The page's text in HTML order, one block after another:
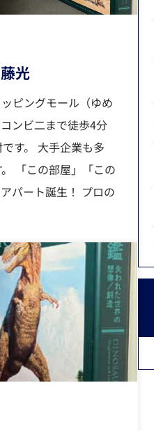
光
ピングモール（ゆめ
ンビ二まで徒歩4分
す。 大手企業も多
「この部屋」「この
パート誕生！ プロの